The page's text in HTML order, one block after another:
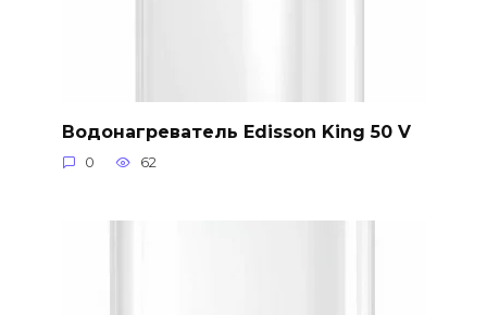
Водонагреватель Edisson King 50 V
0 62